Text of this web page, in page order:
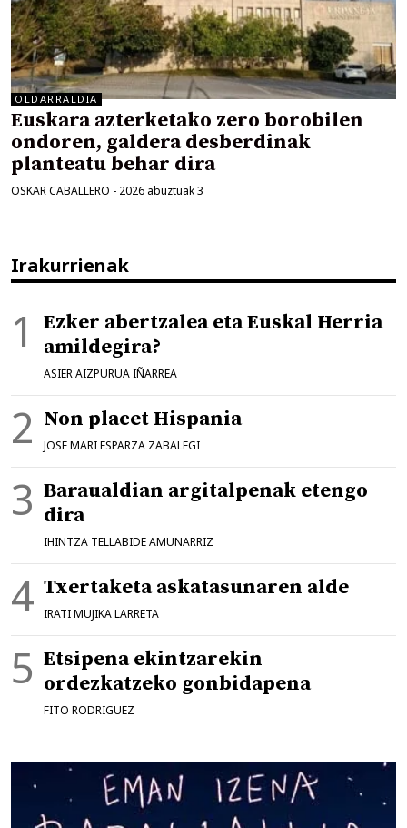
OLDARRALDIA
Euskara azterketako zero borobilen
ondoren, galdera desberdinak
planteatu behar dira
OSKAR CABALLERO - 2026 abuztuak 3
Irakurrienak
Ezker abertzalea eta Euskal Herria
amildegira?
ASIER AIZPURUA IÑARREA
Non placet Hispania
JOSE MARI ESPARZA ZABALEGI
Baraualdian argitalpenak etengo
dira
IHINTZA TELLABIDE AMUNARRIZ
Txertaketa askatasunaren alde
IRATI MUJIKA LARRETA
Etsipena ekintzarekin
ordezkatzeko gonbidapena
FITO RODRIGUEZ